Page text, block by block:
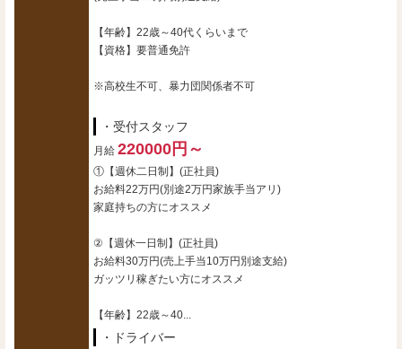
【年齢】22歳～40代くらいまで
【資格】要普通免許
※高校生不可、暴力団関係者不可
・受付スタッフ
月給 220000円～
①【週休二日制】(正社員)
お給料22万円(別途2万円家族手当アリ)
家庭持ちの方にオススメ
②【週休一日制】(正社員)
お給料30万円(売上手当10万円別途支給)
ガッツリ稼ぎたい方にオススメ
【年齢】22歳～40...
・ドライバー